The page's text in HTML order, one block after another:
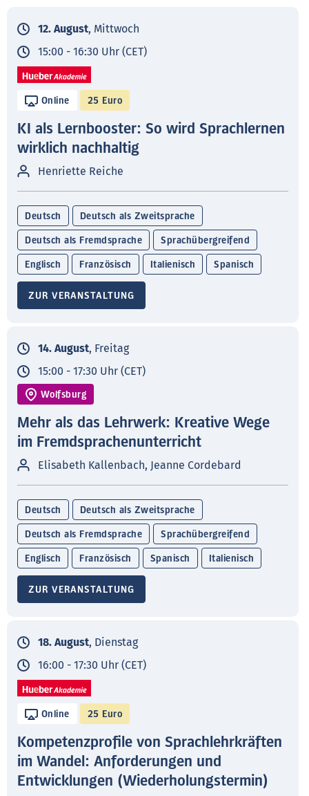
12. August, Mittwoch
15:00 - 16:30 Uhr (CET)
Online 25 Euro
KI als Lernbooster: So wird Sprachlernen
wirklich nachhaltig
Henriette Reiche
Deutsch Deutsch als Zweitsprache
Deutsch als Fremdsprache Sprachübergreifend
Englisch Französisch Italienisch Spanisch
ZUR VERANSTALTUNG
14. August, Freitag
15:00 - 17:30 Uhr (CET)
Wolfsburg
Mehr als das Lehrwerk: Kreative Wege
im Fremdsprachenunterricht
Elisabeth Kallenbach, Jeanne Cordebard
Deutsch Deutsch als Zweitsprache
Deutsch als Fremdsprache Sprachübergreifend
Englisch Französisch Spanisch Italienisch
ZUR VERANSTALTUNG
18. August, Dienstag
16:00 - 17:30 Uhr (CET)
Online 25 Euro
Kompetenzprofile von Sprachlehrkräften
im Wandel: Anforderungen und
Entwicklungen (Wiederholungstermin)